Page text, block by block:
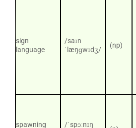
sign
language
/saɪn
ˈlæŋɡwɪdʒ/
(np)
spawning
/ˈspɔːnɪŋ